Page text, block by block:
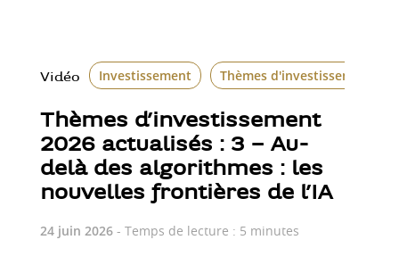
Vidéo Investissement Thèmes d'investissement
Thèmes d’investissement
2026 actualisés : 3 – Au-
delà des algorithmes : les
nouvelles frontières de l’IA
24 juin 2026- Temps de lecture : 5 minutes